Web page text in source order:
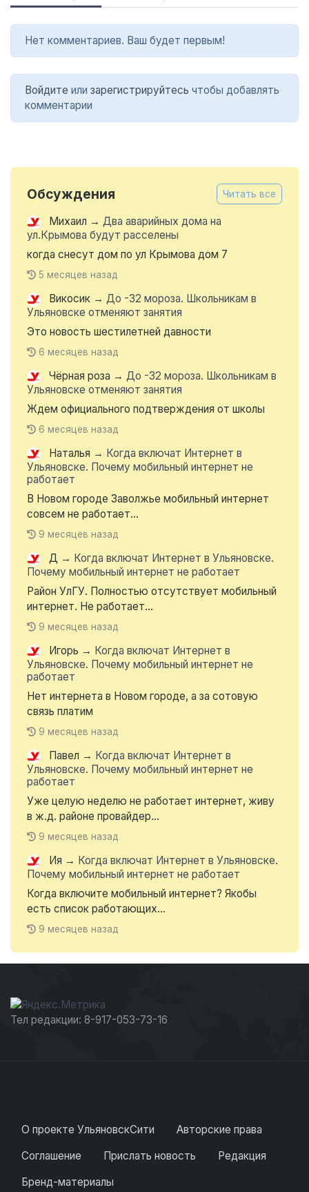
Нет комментариев. Ваш будет первым!
Войдите или зарегистрируйтесь чтобы добавлять
комментарии
Обсуждения Читать все
Михаил → Два аварийных дома на
ул.Крымова будут расселены
когда снесут дом по ул Крымова дом 7
5 месяцев назад
Викосик → До -32 мороза. Школьникам в
Ульяновске отменяют занятия
Это новость шестилетней давности
6 месяцев назад
Чёрная роза → До -32 мороза. Школьникам в
Ульяновске отменяют занятия
Ждем официального подтверждения от школы
6 месяцев назад
Наталья → Когда включат Интернет в
Ульяновске. Почему мобильный интернет не
работает
В Новом городе Заволжье мобильный интернет
совсем не работает...
9 месяцев назад
Д → Когда включат Интернет в Ульяновске.
Почему мобильный интернет не работает
Район УлГУ. Полностью отсутствует мобильный
интернет. Не работает...
9 месяцев назад
Игорь → Когда включат Интернет в
Ульяновске. Почему мобильный интернет не
работает
Нет интернета в Новом городе, а за сотовую
связь платим
9 месяцев назад
Павел → Когда включат Интернет в
Ульяновске. Почему мобильный интернет не
работает
Уже целую неделю не работает интернет, живу
в ж.д. районе провайдер...
9 месяцев назад
Ия → Когда включат Интернет в Ульяновске.
Почему мобильный интернет не работает
Когда включите мобильный интернет? Якобы
есть список работающих...
9 месяцев назад
Тел редакции: 8-917-053-73-16
О проекте УльяновскСити
Авторские права
Соглашение
Прислать новость
Редакция
Бренд-материалы